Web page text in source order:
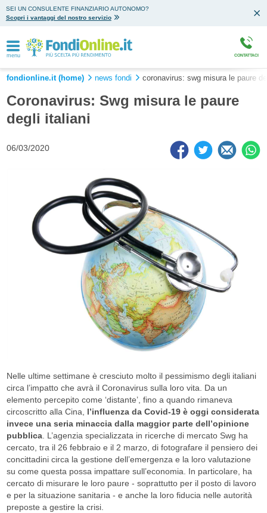
SEI UN CONSULENTE FINANZIARIO AUTONOMO?
Scopri i vantaggi del nostro servizio
menu CONTATTACI
fondionline.it (home) news fondi coronavirus: swg misura le paure
Coronavirus: Swg misura le paure
degli italiani
06/03/2020
Nelle ultime settimane è cresciuto molto il pessimismo degli italiani
circa l’impatto che avrà il Coronavirus sulla loro vita. Da un
elemento percepito come ‘distante’, fino a quando rimaneva
circoscritto alla Cina, l’influenza da Covid-19 è oggi considerata
invece una seria minaccia dalla maggior parte dell’opinione
pubblica. L’agenzia specializzata in ricerche di mercato Swg ha
cercato, tra il 26 febbraio e il 2 marzo, di fotografare il pensiero dei
concittadini circa la gestione dell’emergenza e la loro valutazione
su come questa possa impattare sull’economia. In particolare, ha
cercato di misurare le loro paure - soprattutto per il posto di lavoro
e per la situazione sanitaria - e anche la loro fiducia nelle autorità
preposte a gestire la crisi.